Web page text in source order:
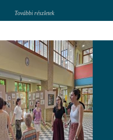
További részletek